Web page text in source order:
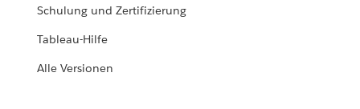
Schulung und Zertifizierung
Tableau-Hilfe
Alle Versionen